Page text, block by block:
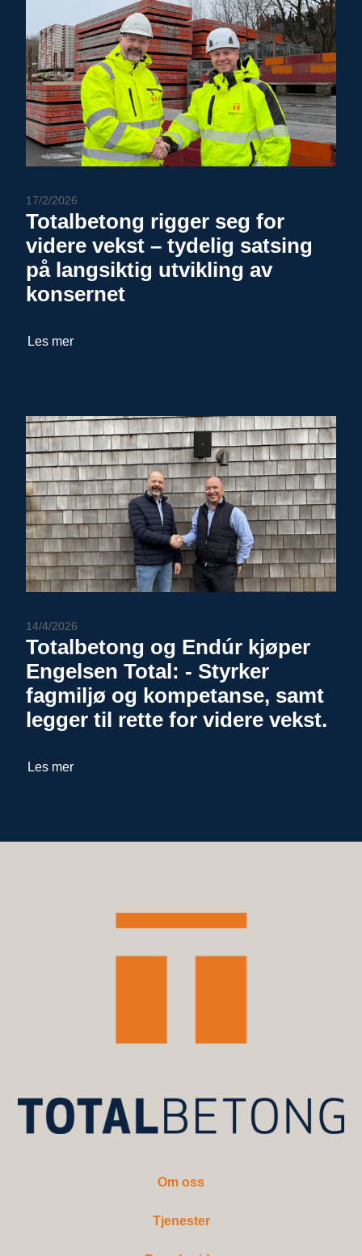
17/2/2026
Totalbetong rigger seg for
videre vekst – tydelig satsing
på langsiktig utvikling av
konsernet
Les mer
14/4/2026
Totalbetong og Endúr kjøper
Engelsen Total: - Styrker
fagmiljø og kompetanse, samt
legger til rette for videre vekst.
Les mer
Om oss
Tjenester